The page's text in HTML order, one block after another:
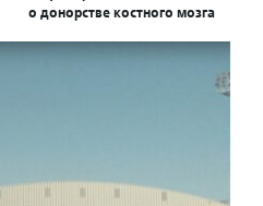
о донорстве костного мозга